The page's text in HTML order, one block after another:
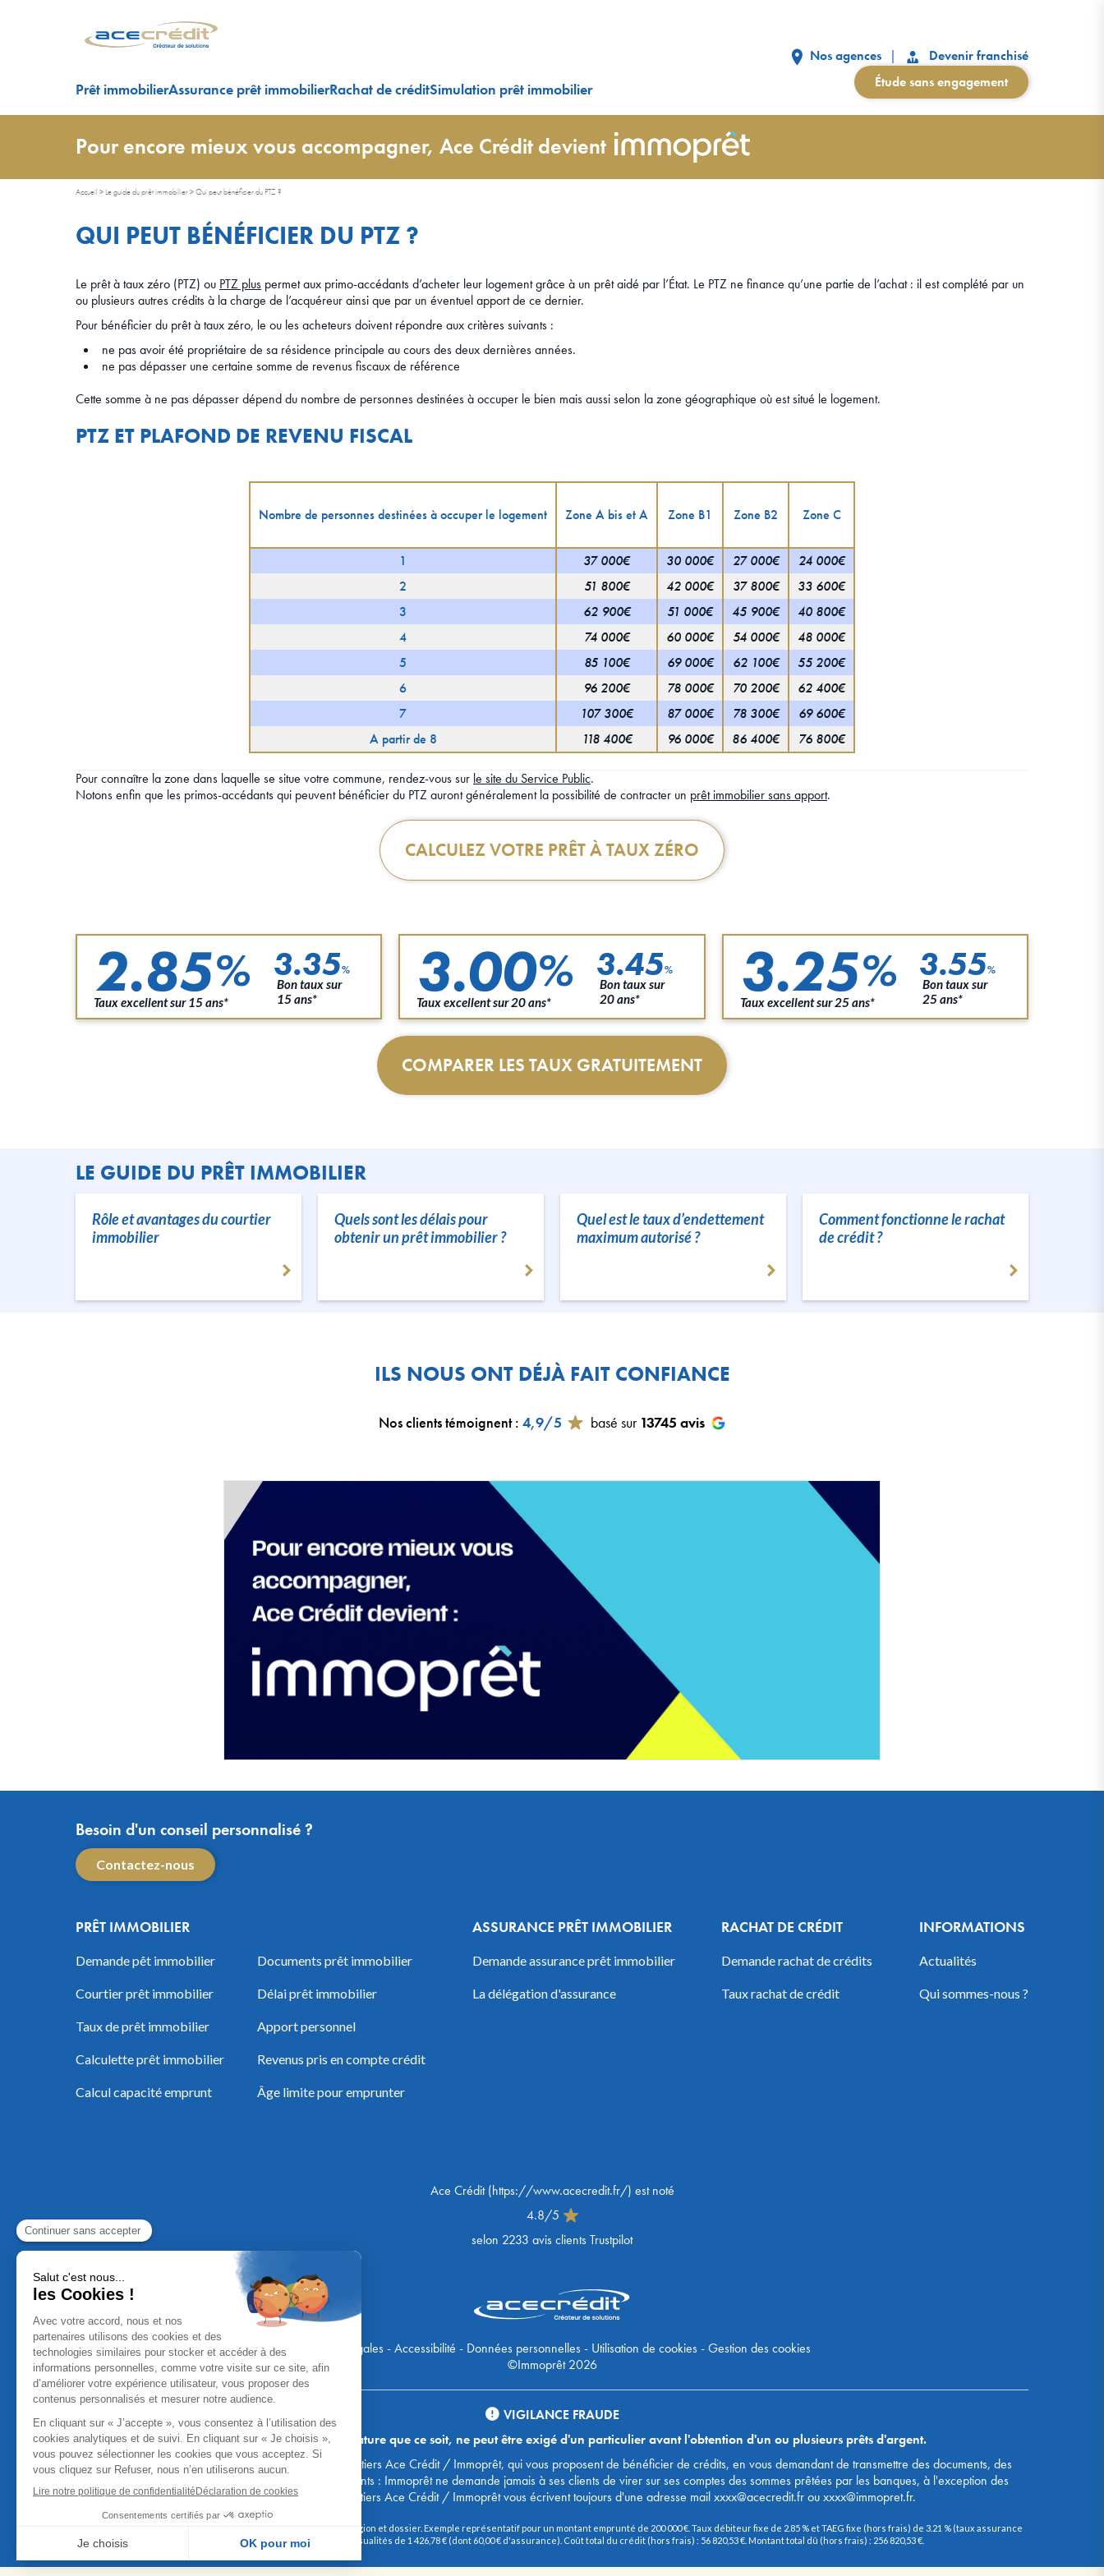
Prêt immobilierAssurance prêt immobilierRachat de créditSimulation prêt immobilier
Nos agences
Devenir franchisé
Étude sans engagement
Pour encore mieux vous accompagner, Ace Crédit devient
Accueil > Le guide du prêt immobilier>Qui peut bénéficier du PTZ ?
QUI PEUT BÉNÉFICIER DU PTZ ?
Le prêt à taux zéro (PTZ) ou PTZ plus permet aux primo-accédants d’acheter leur logement grâce à un prêt aidé par l’État. Le PTZ ne finance qu’une partie de l’achat : il est complété par un
ou plusieurs autres crédits à la charge de l’acquéreur ainsi que par un éventuel apport de ce dernier.
Pour bénéficier du prêt à taux zéro, le ou les acheteurs doivent répondre aux critères suivants :
ne pas avoir été propriétaire de sa résidence principale au cours des deux dernières années.
ne pas dépasser une certaine somme de revenus fiscaux de référence
Cette somme à ne pas dépasser dépend du nombre de personnes destinées à occuper le bien mais aussi selon la zone géographique où est situé le logement.
PTZ ET PLAFOND DE REVENU FISCAL
Nombre de personnes destinées à occuper le logement Zone A bis et A Zone B1 Zone B2 Zone C
1 37 000€ 30 000€ 27 000€
24 000€
2
51 800€ 42 000€ 37 800€
33 600€
3
62 900€ 51 000€ 45 900€
40 800€
4
74 000€ 60 000€ 54 000€
48 000€
5
85 100€ 69 000€ 62 100€
55 200€
6
96 200€ 78 000€ 70 200€
62 400€
7
107 300€ 87 000€ 78 300€
69 600€
A partir de 8
118 400€ 96 000€ 86 400€ 76 800€
Pour connaître la zone dans laquelle se situe votre commune, rendez-vous sur le site du Service Public.
Notons enfin que les primos-accédants qui peuvent bénéficier du PTZ auront généralement la possibilité de contracter un prêt immobilier sans apport.
CALCULEZ VOTRE PRÊT À TAUX ZÉRO
2.85%
Taux excellent sur 15 ans*
3.35%
Bon taux sur
15 ans*
3.00%
Taux excellent sur 20 ans*
3.45%
Bon taux sur
20 ans*
3.25%
Taux excellent sur 25 ans*
3.55%
Bon taux sur
25 ans*
COMPARER LES TAUX GRATUITEMENT
LE GUIDE DU PRÊT IMMOBILIER
Rôle et avantages du courtier
immobilier
Quels sont les délais pour
obtenir un prêt immobilier ?
Quel est le taux d’endettement
maximum autorisé ?
Comment fonctionne le rachat
de crédit ?
ILS NOUS ONT DÉJÀ FAIT CONFIANCE
Nos clients témoignent: 4,9/5 basé sur 13745 avis
Besoin d'un conseil personnalisé ?
Contactez-nous
PRÊT IMMOBILIER
Demande pêt immobilier
Courtier prêt immobilier
Taux de prêt immobilier
Calculette prêt immobilier
Calcul capacité emprunt
Documents prêt immobilier
Délai prêt immobilier
Apport personnel
Revenus pris en compte crédit
Âge limite pour emprunter
ASSURANCE PRÊT IMMOBILIER
Demande assurance prêt immobilier
La délégation d'assurance
RACHAT DE CRÉDIT
Demande rachat de crédits
Taux rachat de crédit
INFORMATIONS
Actualités
Qui sommes-nous ?
Ace Crédit(https://www.acecredit.fr/) est noté
4.8/5
selon 2233 avis clients Trustpilot
Mentions Légales-Accessibilité - Données personnelles- Utilisation de cookies-Gestion des cookies
©Immoprêt 2026
VIGILANCE FRAUDE
Aucun versement, de quelque nature que ce soit, ne peut être exigé d'un particulier avant l'obtention d'un ou plusieurs prêts d'argent.
Attention, vous pouvez être sollicités par de faux courtiers Ace Crédit / Immoprêt, qui vous proposent de bénéficier de crédits, en vous demandant de transmettre des documents, des
fonds, des coordonnées bancaires, etc. Soyez vigilants : Immoprêt ne demande jamais à ses clients de virer sur ses comptes des sommes prêtées par les banques, à l'exception des
honoraires des agences. Les courtiers Ace Crédit / Immoprêt vous écrivent toujours d'une adresse mail xxxx@acecredit.fr ou xxxx@immopret.fr.
* Taux fixe national hors assurance, pouvant varier selon votre région et dossier. Exemple représentatif pour un montant emprunté de 200 000 €. Taux débiteur fixe de 2.85 % et TAEG fixe (hors frais) de 3.21 % (taux assurance
emprunteur de 0,36%) sur 15 ans. 180 mensualités de 1 426,78 € (dont 60,00 € d'assurance). Coût total du crédit (hors frais) : 56 820,53 €. Montant total dû (hors frais) : 256 820,53 €.